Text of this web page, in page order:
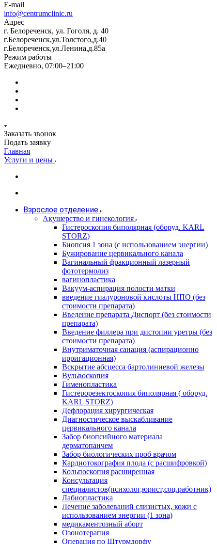
E-mail
info@centrumclinic.ru
Адрес
г. Белореченск, ул. Гоголя, д. 40
г.Белореченск,ул.Толстого,д.40
г.Белореченск,ул.Ленина,д.85а
Режим работы
Ежедневно, 07:00–21:00
Заказать звонок
Подать заявку
Главная
Услуги и цены
Взрослое отделение
Акушерство и гинекология
Гистероскопия биполярная (оборуд. KARL
STORZ)
Биопсия 1 зона (с использованием энергии)
Бужирование цервикального канала
Вагинальный фракционный лазерный
фототермолиз
вагинопластика
Вакуум-аспирация полости матки
введение гиалуроновой кислоты НПО (без
стоимости препарата)
Введение препарата Диспорт (без стоимости
препарата)
Введение филлера при дистопии уретры (без
стоимости препарата)
Внутриматочная санация (аспирационно
ирригационная)
Вскрытие абсцесса бартолиниевой железы
Вульвоскопия
Гименопластика
Гистерорезектоскопия биполярная ( оборуд.
KARL STORZ)
Дефлорация хирургическая
Диагностическое выскабливание
цервикального канала
Забор биопсийного материала
дерматопанчем
Забор биологических проб врачом
Кардиотокография плода (с расшифровкой)
Кольпоскопия расширенная
Консультация
специалистов(психолог,юрист,соц.работник)
Лабиопластика
Лечение заболеваний слизистых, кожи с
использованием энергии (1 зона)
медикаментозный аборт
Озонотерапия
Операция по Штурмдорфу